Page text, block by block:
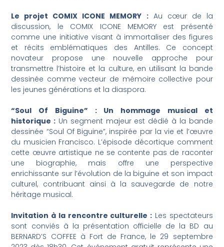
Le projet COMIX ICONE MEMORY :Au cœur de la
discussion, le COMIX ICONE MEMORY est présenté
comme une initiative visant à immortaliser des figures
et récits emblématiques des Antilles. Ce concept
novateur propose une nouvelle approche pour
transmettre l’histoire et la culture, en utilisant la bande
dessinée comme vecteur de mémoire collective pour
les jeunes générations et la diaspora.
“Soul Of Biguine” : Un hommage musical et
historique : Un segment majeur est dédié à la bande
dessinée “Soul Of Biguine”, inspirée par la vie et l’œuvre
du musicien Francisco. L’épisode décortique comment
cette œuvre artistique ne se contente pas de raconter
une biographie, mais offre une perspective
enrichissante sur l’évolution de la biguine et son impact
culturel, contribuant ainsi à la sauvegarde de notre
héritage musical.
Invitation à la rencontre culturelle : Les spectateurs
sont conviés à la présentation officielle de la BD au
BERNARD’S COFFEE à Fort de France, le 29 septembre